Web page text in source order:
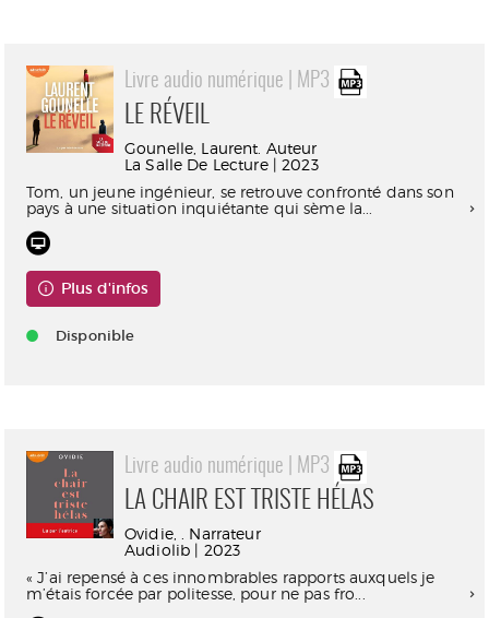
Livre audio numérique | MP3
LE RÉVEIL
Gounelle, Laurent. Auteur
La Salle De Lecture | 2023
Tom, un jeune ingénieur, se retrouve confronté dans son
pays à une situation inquiétante qui sème la...
Plus d'infos
Disponible
Livre audio numérique | MP3
LA CHAIR EST TRISTE HÉLAS
Ovidie, . Narrateur
Audiolib | 2023
« J’ai repensé à ces innombrables rapports auxquels je
m’étais forcée par politesse, pour ne pas fro...